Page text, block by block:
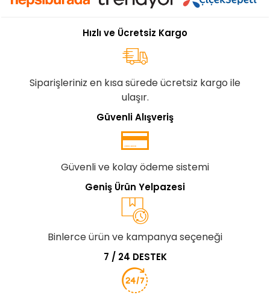
Hızlı ve Ücretsiz Kargo
Siparişleriniz en kısa sürede ücretsiz kargo ile
ulaşır.
Güvenli Alışveriş
Güvenli ve kolay ödeme sistemi
Geniş Ürün Yelpazesi
Binlerce ürün ve kampanya seçeneği
7 / 24 DESTEK